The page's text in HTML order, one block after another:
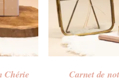
Chérie Carnet de